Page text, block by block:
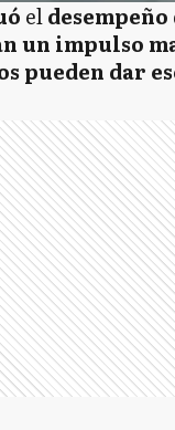
eldesempeño
un impulso
pueden dar